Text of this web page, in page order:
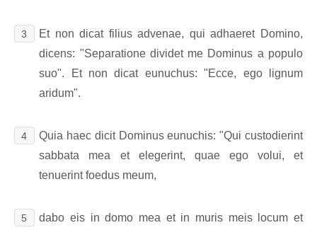
3
Et non dicat filius advenae, qui adhaeret Domino,
dicens: "Separatione dividet me Dominus a populo
suo". Et non dicat eunuchus: "Ecce, ego lignum
aridum".
4
Quia haec dicit Dominus eunuchis: "Qui custodierint
sabbata mea et elegerint, quae ego volui, et
tenuerint foedus meum,
5
dabo eis in domo mea et in muris meis locum et